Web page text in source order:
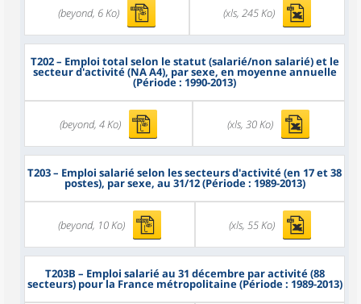
(beyond, 6 Ko) (xls, 245 Ko)
T202– Emploi total selon le statut (salarié/non salarié) et le
secteur d'activité (NA A4), par sexe, en moyenne annuelle
(Période : 1990-2013)
(beyond, 4 Ko) (xls, 30 Ko)
T203– Emploi salarié selon les secteurs d'activité (en 17 et 38
postes), par sexe, au 31/12 (Période : 1989-2013)
(beyond, 10 Ko) (xls, 55 Ko)
T203B – Emploi salarié au 31 décembre par activité (88
secteurs) pour la France métropolitaine (Période : 1989-2013)